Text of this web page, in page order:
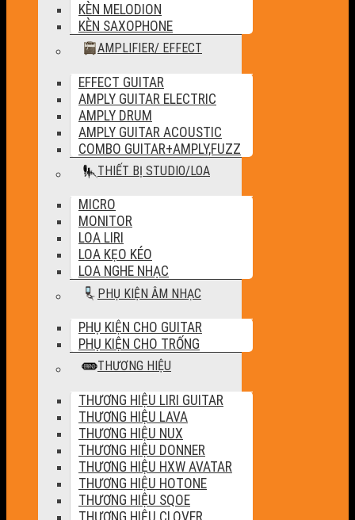
KÈN MELODION
KÈN SAXOPHONE
AMPLIFIER/ EFFECT
EFFECT GUITAR
AMPLY GUITAR ELECTRIC
AMPLY DRUM
AMPLY GUITAR ACOUSTIC
COMBO GUITAR+AMPLY,FUZZ
THIẾT BỊ STUDIO/LOA
MICRO
MONITOR
LOA LIRI
LOA KẸO KÉO
LOA NGHE NHẠC
PHỤ KIỆN ÂM NHẠC
PHỤ KIỆN CHO GUITAR
PHỤ KIỆN CHO TRỐNG
THƯƠNG HIỆU
THƯƠNG HIỆU LIRI GUITAR
THƯƠNG HIỆU LAVA
THƯƠNG HIỆU NUX
THƯƠNG HIỆU DONNER
THƯƠNG HIỆU HXW AVATAR
THƯƠNG HIỆU HOTONE
THƯƠNG HIỆU SQOE
THƯƠNG HIỆU CLOVER